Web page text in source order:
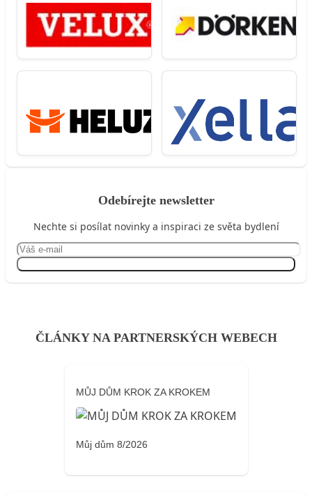
Odebírejte newsletter
Nechte si posílat novinky a inspiraci ze světa bydlení
ČLÁNKY NA PARTNERSKÝCH WEBECH
MŮJ DŮM KROK ZA KROKEM
Můj dům 8/2026